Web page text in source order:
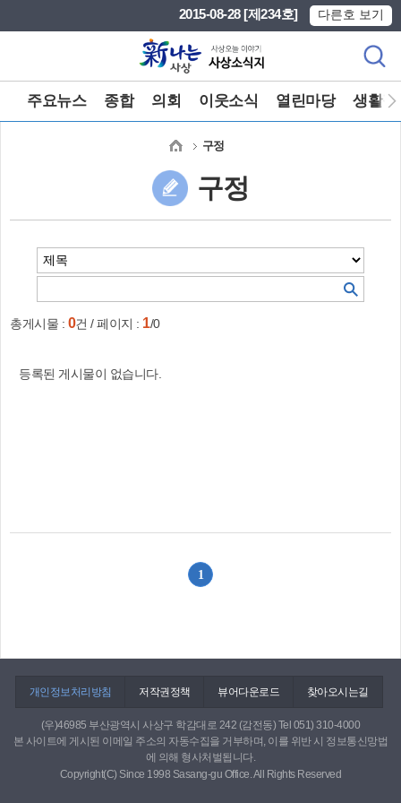
2015-08-28 [제234호] 다른호 보기
주요뉴스 종합 의회 이웃소식 열린마당 생활정
구정
구정
총게시물 : 0건 / 페이지 : 1/0
등록된 게시물이 없습니다.
1
개인정보처리방침 저작권정책 뷰어다운로드 찾아오시는길
(우)46985 부산광역시 사상구 학감대로 242 (감전동) Tel 051) 310-4000
본 사이트에 게시된 이메일 주소의 자동수집을 거부하며, 이를 위반 시 정보통신망법
에 의해 형사처벌됩니다.
Copyright(C) Since 1998 Sasang-gu Office. All Rights Reserved